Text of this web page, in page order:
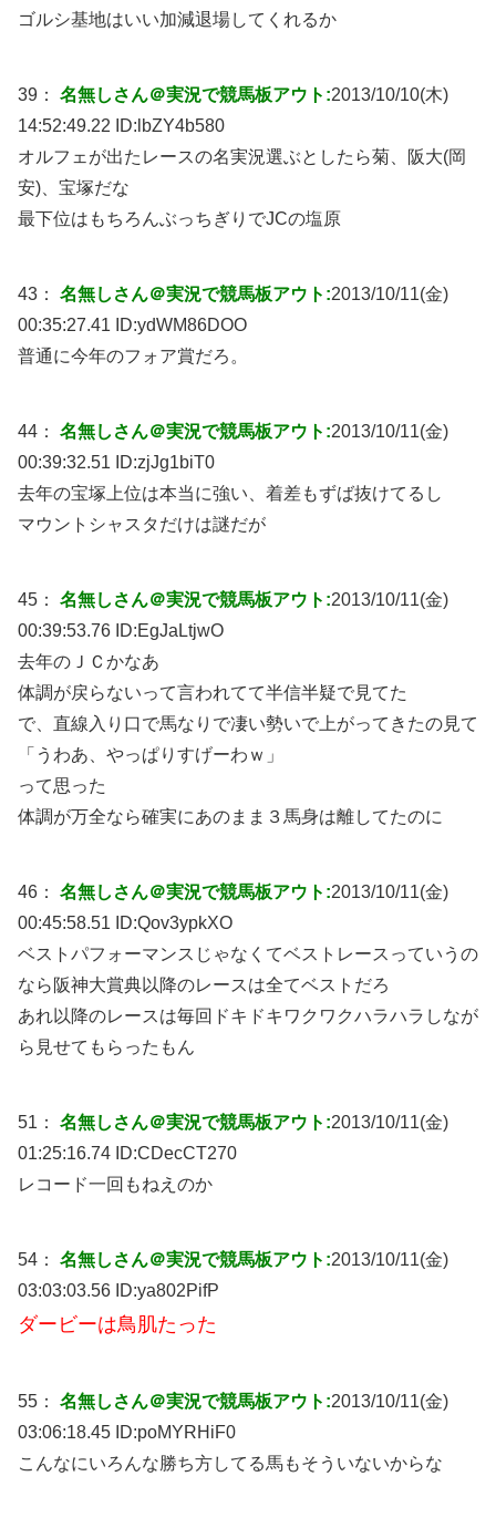
ゴルシ基地はいい加減退場してくれるか
39： 名無しさん＠実況で競馬板アウト:2013/10/10(木)
14:52:49.22 ID: lbZY4b580
オルフェが出たレースの名実況選ぶとしたら菊、阪大(岡
安)、宝塚だな
最下位はもちろんぶっちぎりでJCの塩原
43： 名無しさん＠実況で競馬板アウト:2013/10/11(金)
00:35:27.41 ID:ydWM86DOO
普通に今年のフォア賞だろ。
44： 名無しさん＠実況で競馬板アウト:2013/10/11(金)
00:39:32.51 ID:zjJg1biT0
去年の宝塚上位は本当に強い、着差もずば抜けてるし
マウントシャスタだけは謎だが
45： 名無しさん＠実況で競馬板アウト:2013/10/11(金)
00:39:53.76 ID:EgJaLtjwO
去年のＪＣかなあ
体調が戻らないって言われてて半信半疑で見てた
で、直線入り口で馬なりで凄い勢いで上がってきたの見て
「うわあ、やっぱりすげーわｗ」
って思った
体調が万全なら確実にあのまま３馬身は離してたのに
46： 名無しさん＠実況で競馬板アウト:2013/10/11(金)
00:45:58.51 ID:Qov3ypkXO
ベストパフォーマンスじゃなくてベストレースっていうの
なら阪神大賞典以降のレースは全てベストだろ
あれ以降のレースは毎回ドキドキワクワクハラハラしなが
ら見せてもらったもん
51： 名無しさん＠実況で競馬板アウト:2013/10/11(金)
01:25:16.74 ID:CDecCT270
レコード一回もねえのか
54： 名無しさん＠実況で競馬板アウト:2013/10/11(金)
03:03:03.56 ID:ya802PifP
ダービーは鳥肌たった
55： 名無しさん＠実況で競馬板アウト:2013/10/11(金)
03:06:18.45 ID:poMYRHiF0
こんなにいろんな勝ち方してる馬もそういないからな